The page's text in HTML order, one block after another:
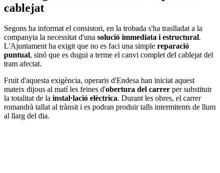
cablejat
Segons ha informat el consistori, en la trobada s'ha traslladat a la
companyia la necessitat d'una solució immediata i estructural.
L'Ajuntament ha exigit que no es faci una simple reparació
puntual, sinó que es dugui a terme el canvi complet del cablejat del
tram afectat.
Fruit d'aquesta exigència, operaris d'Endesa han iniciat aquest
mateix dijous al matí les feines d'obertura del carrer per substituir
la totalitat de la instal·lació elèctrica. Durant les obres, el carrer
romandrà tallat al trànsit i es podran produir talls intermitents de llum
al llarg del dia.